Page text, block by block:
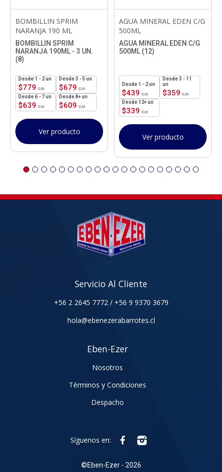
BOMBILLIN SPRIM
NARANJA 190 ML
BOMBILLIN SPRIM
NARANJA 190ML - 3 UN.
(8)
$779
1 - 2un
$679
3 - 5 un
$639
6 - 7 un
$609
8+ un
Ver producto
AGUA MINERAL EDEN C/G
500ML
AGUA MINERAL EDEN C/G
500ML (12)
$439
1 - 2un
$359
3 - 11
un
$339
12+ un
Ver producto
Servicio Al Cliente
+56 2 2645 7772 / +56 9 9370 3679
hola@ebenezerabarrotes.cl
Eben-Ezer
Nosotros
Términos y Condiciones
Despacho
Síguenos en:
©Eben-Ezer - 2026